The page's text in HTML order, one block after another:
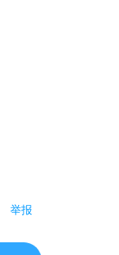
举报